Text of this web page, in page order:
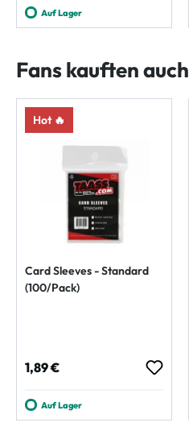
Auf Lager
Fans kauften auch
Hot 🔥
Card Sleeves - Standard
(100/Pack)
Regulärer Preis:
1,89 €
Auf Lager